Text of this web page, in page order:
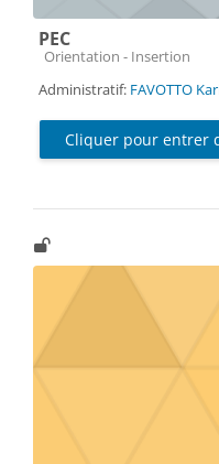
PEC
Catégorie de cours
Orientation - Insertion
Administratif: FAVOTTO
Cliquer pour entrer